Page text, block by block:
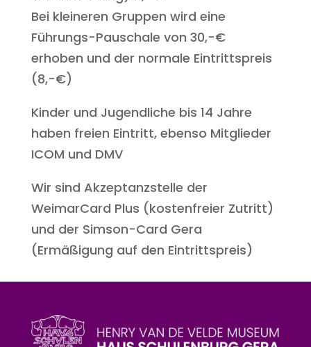
Bei kleineren Gruppen wird eine
Führungs-Pauschale von 30,-€
erhoben und der normale Eintrittspreis
(8,-€)
Kinder und Jugendliche bis 14 Jahre
haben freien Eintritt, ebenso Mitglieder
ICOM und DMV
Wir sind Akzeptanzstelle der
WeimarCard Plus (kostenfreier Zutritt)
und der Simson-Card Gera
(Ermäßigung auf den Eintrittspreis)